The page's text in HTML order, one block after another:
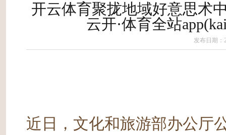
开云体育聚拢地域好意思术
云开·体育全站
发布日期：
近日，文化和旅游部办公厅